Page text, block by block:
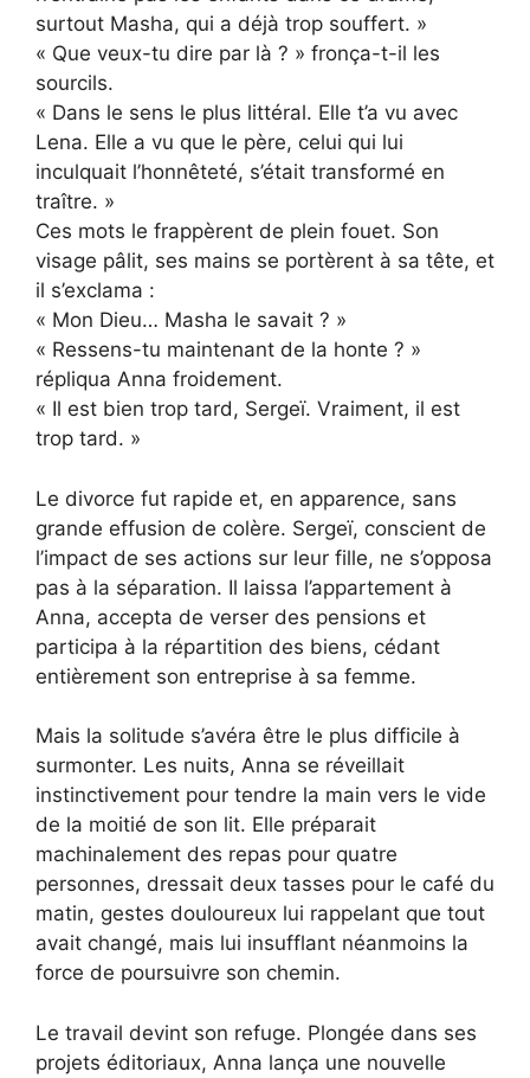
surtout Masha, qui a déjà trop souffert. »
« Que veux-tu dire par là ? » fronça-t-il les
sourcils.
« Dans le sens le plus littéral. Elle t’a vu avec
Lena. Elle a vu que le père, celui qui lui
inculquait l’honnêteté, s’était transformé en
traître. »
Ces mots le frappèrent de plein fouet. Son
visage pâlit, ses mains se portèrent à sa tête, et
il s’exclama :
« Mon Dieu… Masha le savait ? »
« Ressens-tu maintenant de la honte ? »
répliqua Anna froidement.
« Il est bien trop tard, Sergeï. Vraiment, il est
trop tard. »
Le divorce fut rapide et, en apparence, sans
grande effusion de colère. Sergeï, conscient de
l’impact de ses actions sur leur fille, ne s’opposa
pas à la séparation. Il laissa l’appartement à
Anna, accepta de verser des pensions et
participa à la répartition des biens, cédant
entièrement son entreprise à sa femme.
Mais la solitude s’avéra être le plus difficile à
surmonter. Les nuits, Anna se réveillait
instinctivement pour tendre la main vers le vide
de la moitié de son lit. Elle préparait
machinalement des repas pour quatre
personnes, dressait deux tasses pour le café du
matin, gestes douloureux lui rappelant que tout
avait changé, mais lui insufflant néanmoins la
force de poursuivre son chemin.
Le travail devint son refuge. Plongée dans ses
projets éditoriaux, Anna lança une nouvelle